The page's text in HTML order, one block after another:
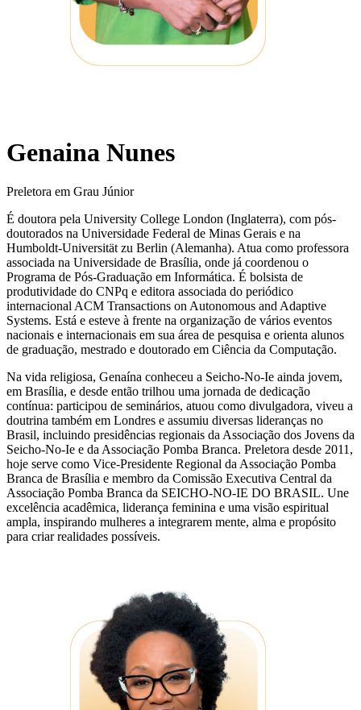
Genaina Nunes
Preletora em Grau Júnior
É doutora pela University College London (Inglaterra), com pós-
doutorados na Universidade Federal de Minas Gerais e na
Humboldt-Universität zu Berlin (Alemanha). Atua como professora
associada na Universidade de Brasília, onde já coordenou o
Programa de Pós-Graduação em Informática. É bolsista de
produtividade do CNPq e editora associada do periódico
internacional ACM Transactions on Autonomous and Adaptive
Systems. Está e esteve à frente na organização de vários eventos
nacionais e internacionais em sua área de pesquisa e orienta alunos
de graduação, mestrado e doutorado em Ciência da Computação.
Na vida religiosa, Genaína conheceu a Seicho-No-Ie ainda jovem,
em Brasília, e desde então trilhou uma jornada de dedicação
contínua: participou de seminários, atuou como divulgadora, viveu a
doutrina também em Londres e assumiu diversas lideranças no
Brasil, incluindo presidências regionais da Associação dos Jovens da
Seicho-No-Ie e da Associação Pomba Branca. Preletora desde 2011,
hoje serve como Vice-Presidente Regional da Associação Pomba
Branca de Brasília e membro da Comissão Executiva Central da
Associação Pomba Branca da SEICHO-NO-IE DO BRASIL. Une
excelência acadêmica, liderança feminina e uma visão espiritual
ampla, inspirando mulheres a integrarem mente, alma e propósito
para criar realidades possíveis.